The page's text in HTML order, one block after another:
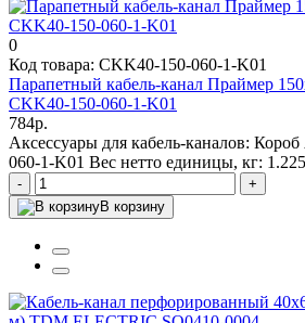
0
Код товара: CKK40-150-060-1-K01
Парапетный кабель-канал Праймер
CKK40-150-060-1-K01
784р.
Аксессуары для кабель-каналов: Короб
060-1-K01 Вес нетто единицы, кг: 1.225
-
+
В корзину